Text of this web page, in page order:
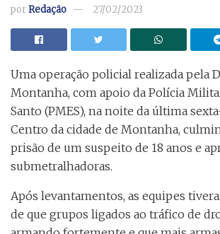
porRedação 27/02/2023
Uma operação policial realizada pela
Montanha, com apoio da Polícia
Santo (PMES), na noite da última
Centro da cidade de Montanha,
prisão de um suspeito de 18 anos e
submetralhadoras.
Após levantamentos, as equipes
de que grupos ligados ao tráfico de